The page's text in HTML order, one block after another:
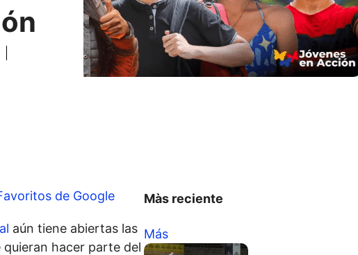
de Google
aún tiene abiertas las
hacer parte del
Màs reciente
Más